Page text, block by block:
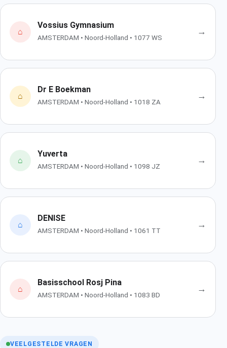
⌂
Vossius Gymnasium
AMSTERDAM • Noord-Holland • 1077 WS
→
⌂
Dr E Boekman
AMSTERDAM • Noord-Holland • 1018 ZA
→
⌂
Yuverta
AMSTERDAM • Noord-Holland • 1098 JZ
→
⌂
DENISE
AMSTERDAM • Noord-Holland • 1061 TT
→
⌂
Basisschool Rosj Pina
AMSTERDAM • Noord-Holland • 1083 BD
→
VEELGESTELDE VRAGEN